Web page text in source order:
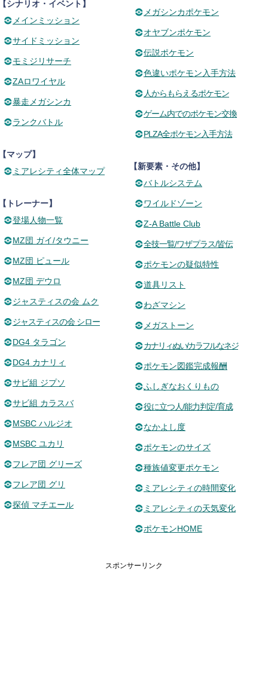
シナリオ・イベント】
メインミッション
サイドミッション
モミジリサーチ
ZAロワイヤル
暴走メガシンカ
ランクバトル
マップ】
ミアレシティ全体マップ
トレーナー】
登場人物一覧
MZ団 ガイ/タウニー
MZ団 ピュール
MZ団 デウロ
ジャスティスの会 ムク
ジャスティスの会 シロー
DG4 タラゴン
DG4 カナリィ
サビ組 ジプソ
サビ組 カラスバ
MSBC ハルジオ
MSBC ユカリ
フレア団 グリーズ
フレア団 グリ
探偵 マチエール
メガシンカポケモン
オヤブンポケモン
伝説ポケモン
色違いポケモン入手方法
人からもらえるポケモン
ゲーム内でのポケモン交換
PLZA全ポケモン入手方法
【新要素・その他】
バトルシステム
ワイルドゾーン
Z-A Battle Club
全技一覧/ワザプラス/皆伝
ポケモンの疑似特性
道具リスト
わざマシン
メガストーン
カナリィぬい/カラフルなネジ
ポケモン図鑑完成報酬
ふしぎなおくりもの
役に立つ人/能力判定/育成
なかよし度
ポケモンのサイズ
種族値変更ポケモン
ミアレシティの時間変化
ミアレシティの天気変化
ポケモンHOME
スポンサーリンク